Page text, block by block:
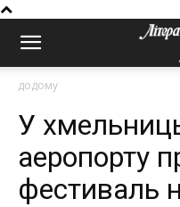
додому
У
аеропорту
фестиваль